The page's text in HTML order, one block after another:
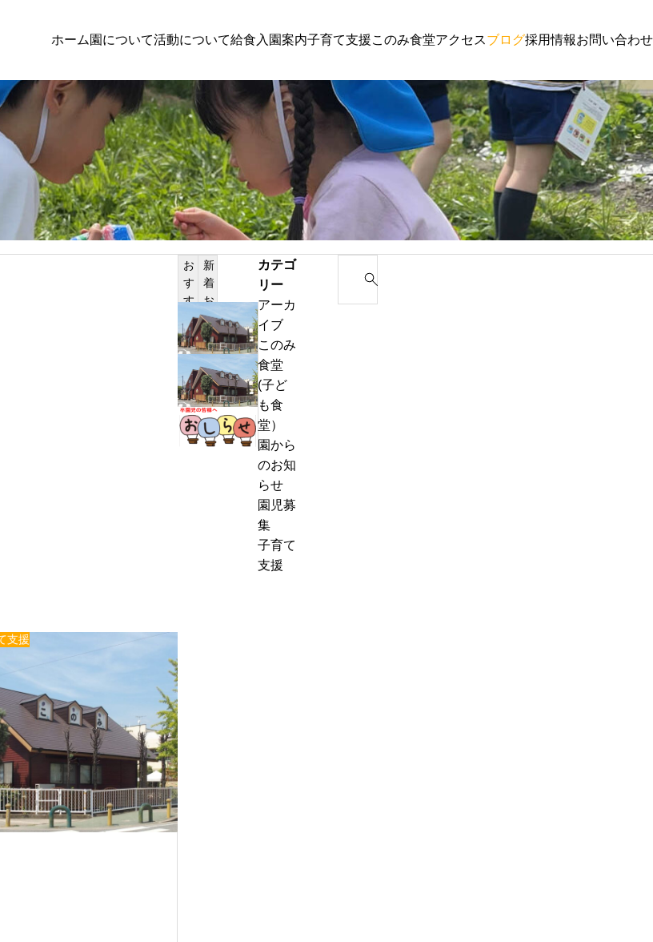
ホーム 園について活動について給食 入園案内子育て支援このみ食堂アクセスブログ採用情報お問い合わせ
園児募集
２０２７年入園検討者向けの方へのお知らせ
子育て支援
PILATES
サンプルテキスト。サンプルテキスト。
支援
お
す
す
め
記
事
新
着
お
知
ら
せ
わ
ん
ぱ
く
通
信
8
月
号
＆
ぽ
ん
ち
熱
中
症
警
戒
ア
ラ
ー
ト
発
表
お
里
帰
り
の
お
知
ら
カテゴ
リー
アーカ
イブ
このみ
食堂
(子ど
も食
堂）
園から
のお知
らせ
園児募
集
子育て
支援
a